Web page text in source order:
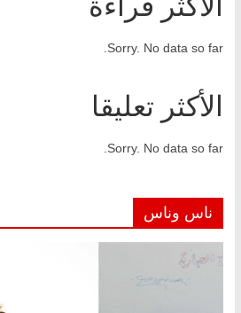
Sorry. No data so far.
الأكثر تعليقا
Sorry. No data so far.
ناس وناس